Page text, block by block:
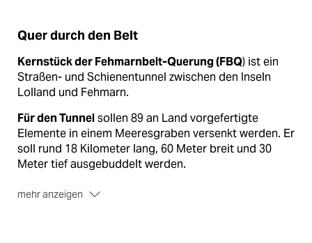
Quer durch den Belt
Kernstück der Fehmarnbelt-Querung (FBQ) ist ein
Straßen- und Schienentunnel zwischen den Inseln
Lolland und Fehmarn.
Für den Tunnelsollen 89 an Land vorgefertigte
Elemente in einem Meeresgraben versenkt werden. Er
soll rund 18 Kilometer lang, 60 Meter breit und 30
Meter tief ausgebuddelt werden.
mehr anzeigen